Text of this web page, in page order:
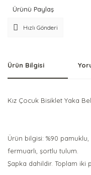
Ürünü Paylaş
Hızlı Gönderi
Ürün Bilgisi
Kız Çocuk Bisiklet Yaka
Ürün bilgisi: %90
fermuarlı, şortlu tulum.
Şapka dahildir. Toplam iki